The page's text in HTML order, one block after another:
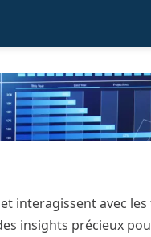
interagissent avec
insights précieux